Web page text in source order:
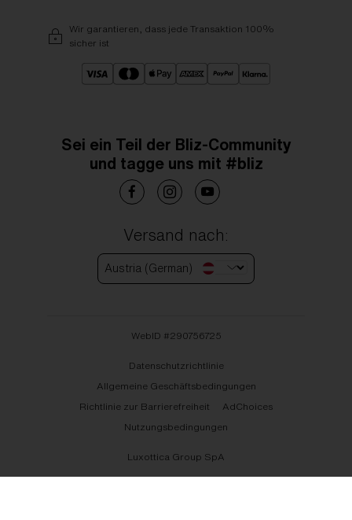
Wir garantieren, dass jede Transaktion 100%
sicher ist
Sei ein Teil der Bliz-Community
und tagge uns mit #bliz
Versand nach:
Austria (German)
WebID #290756725
Datenschutzrichtlinie
Allgemeine Geschäftsbedingungen
Richtlinie zur Barrierefreiheit
AdChoices
Nutzungsbedingungen
Luxottica Group SpA